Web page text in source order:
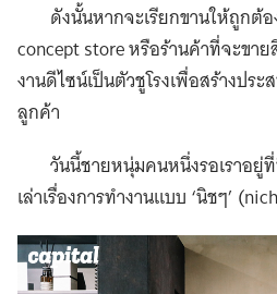
ดังนั้นหากจะเรียกขานให้ถูกต้
concept store หรือร้านค้าที่จะขา
งานดีไซน์เป็นตัวชูโรงเพื่อสร้างปร
ลูกค้า
วันนี้ชายหนุ่มคนหนึ่งรอเราอยู่
เล่าเรื่องการทำงานแบบ ‘นิชๆ’